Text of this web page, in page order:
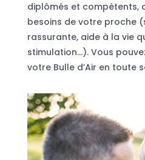
diplômés et compétents,
besoins de votre proche
rassurante, aide à la vie
stimulation…). Vous
votre Bulle d’Air en toute